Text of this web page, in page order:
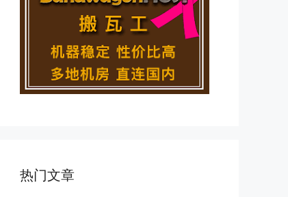
热门文章